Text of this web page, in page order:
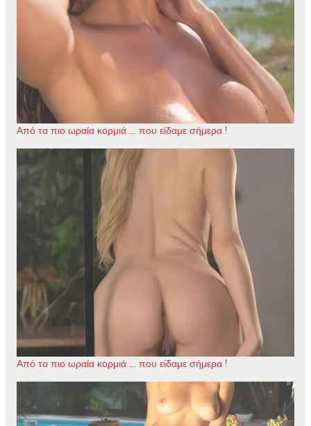
Από τα πιο ωραία κορμιά … που είδαμε σήμερα !
Από τα πιο ωραία κορμιά … που είδαμε σήμερα !